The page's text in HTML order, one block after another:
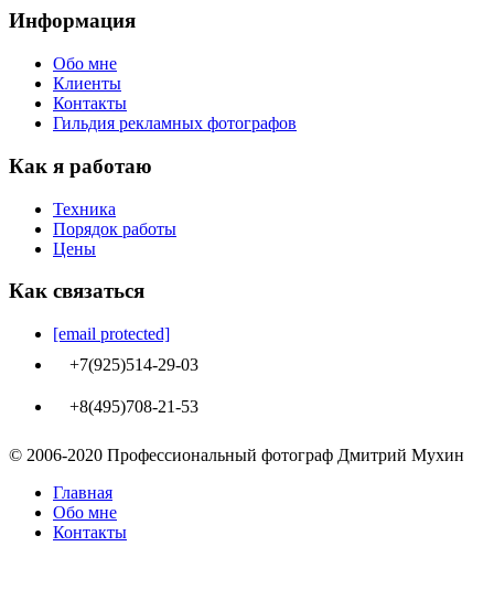
Информация
Обо мне
Клиенты
Контакты
Гильдия рекламных фотографов
Как я работаю
Техника
Порядок работы
Цены
Как связаться
[email protected]
+7(925)514-29-03
+8(495)708-21-53
© 2006-2020 Профессиональный фотограф Дмитрий Мухин
Главная
Обо мне
Контакты